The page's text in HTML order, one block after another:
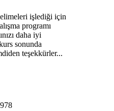
işlediği için
programı
daha iyi
sonunda
teşekkürler...